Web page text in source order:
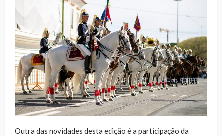
Outra das novidades desta edição é a participação da